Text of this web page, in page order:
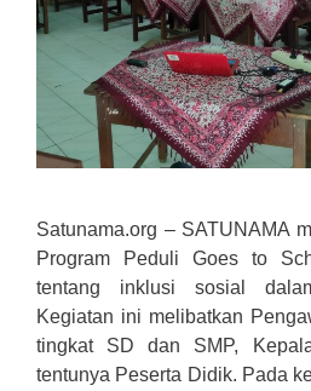
Satunama.org – SATUNAMA
Program Peduli Goes to
tentang inklusi sosial
Kegiatan ini melibatkan
tingkat SD dan SMP,
tentunya Peserta Didik. Pada